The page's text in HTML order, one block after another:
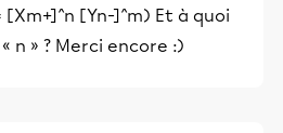
[Xm+]^n [Yn-]^m) Et à quoi
n » ? Merci encore :)